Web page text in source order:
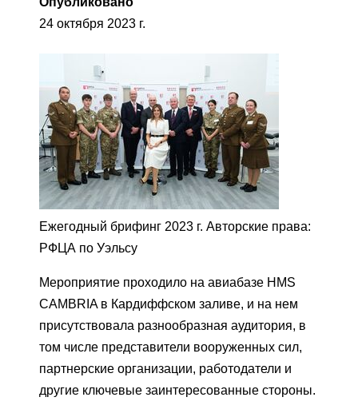
24 октября 2023 г.
Ежегодный брифинг 2023 г. Авторские права:
РФЦА по Уэльсу
Мероприятие проходило на авиабазе HMS
CAMBRIA в Кардиффском заливе, и на нем
присутствовала разнообразная аудитория, в
том числе представители вооруженных сил,
партнерские организации, работодатели и
другие ключевые заинтересованные стороны.